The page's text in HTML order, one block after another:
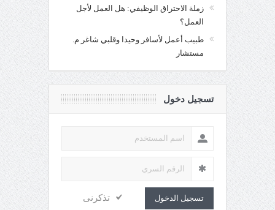
زملة الاحتراق الوظيفي: هل العمل لأجل
العمل؟
طبيب أعمل لأسافر وحيدا وقلبي شاغر م.
مستشار
تسجيل دخول
تسجيل الدخول تذكرنى